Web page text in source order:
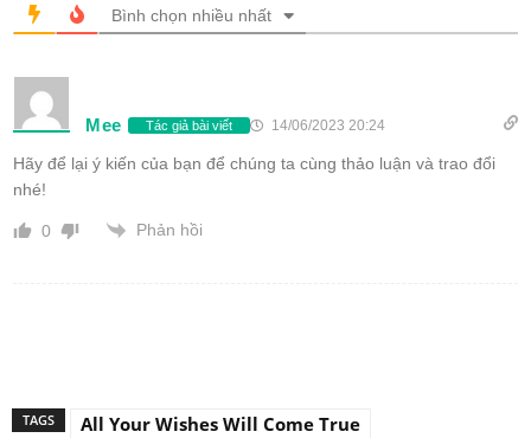
Bình chọn nhiều nhất
Mee Tác giả bài viết 14/06/2023 20:24
Hãy để lại ý kiến của bạn để chúng ta cùng thảo luận và trao đổi
nhé!
0 Phản hồi
TAGS
All Your Wishes Will Come True